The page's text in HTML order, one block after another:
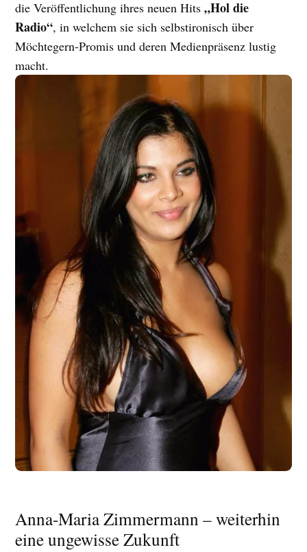
die Veröffentlichung ihres neuen Hits„Hol die
Radio“, in welchem sie sich selbstironisch über
Möchtegern-Promis und deren Medienpräsenz lustig
macht.
Anna-Maria Zimmermann – weiterhin
eine ungewisse Zukunft